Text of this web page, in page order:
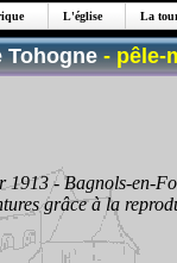
L'église La
Tohogne- pêle-
- Bagnols-en-
grâce à la